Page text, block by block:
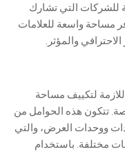
للشركات التي تشارك
مساحة واسعة للعلامات
والمؤثر.
لتكييف مساحة
تتكون هذه الحوامل من
ووحدات العرض، والتي
مختلفة. باستخدام